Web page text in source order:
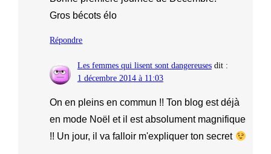
Gros bécots élo
Répondre
Les femmes qui lisent sont dangereuses dit :
1 décembre 2014 à 11:03
On en pleins en commun !! Ton blog est déjà
en mode Noël et il est absolument magnifique
!! Un jour, il va falloir m'expliquer ton secret